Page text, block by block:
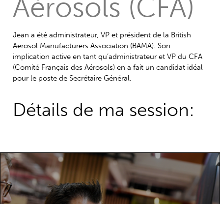
Aérosols (CFA)
Jean a été administrateur, VP et président de la British
Aerosol Manufacturers Association (BAMA). Son
implication active en tant qu’administrateur et VP du CFA
(Comité Français des Aérosols) en a fait un candidat idéal
pour le poste de Secrétaire Général.
Détails de ma session: